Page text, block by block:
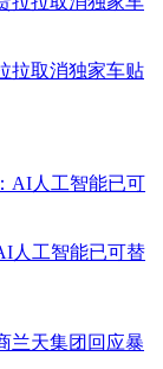
拉取消独家车贴
人工智能已可替